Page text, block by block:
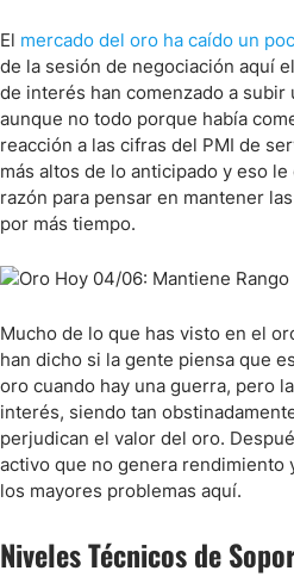
El mercado del oro ha caído un
de la sesión de negociación aquí
de interés han comenzado a subir
aunque no todo porque había
reacción a las cifras del PMI de
más altos de lo anticipado y eso
razón para pensar en mantener
por más tiempo.
Mucho de lo que has visto en el
han dicho si la gente piensa que
oro cuando hay una guerra, pero
interés, siendo tan
perjudican el valor del oro.
activo que no genera rendimiento
los mayores problemas aquí.
Niveles Técnicos de